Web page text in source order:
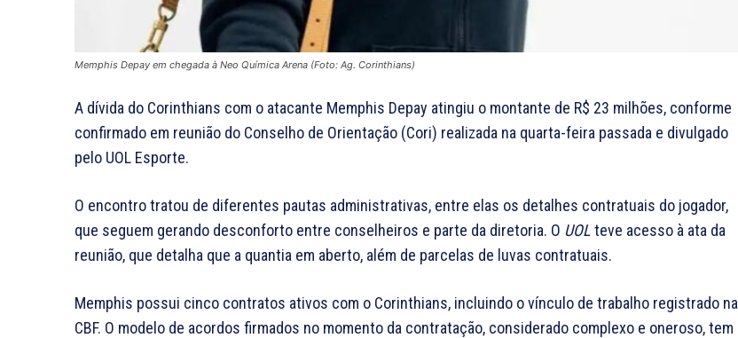
Memphis Depay em chegada à Neo Química Arena (Foto: Ag. Corinthians)
A dívida do Corinthians com o atacante Memphis Depay atingiu o montante de R$ 23 milhões, conforme
confirmado em reunião do Conselho de Orientação (Cori) realizada na quarta-feira passada e divulgado
pelo UOL Esporte.
O encontro tratou de diferentes pautas administrativas, entre elas os detalhes contratuais do jogador,
que seguem gerando desconforto entre conselheiros e parte da diretoria. O UOLteve acesso à ata da
reunião, que detalha que a quantia em aberto, além de parcelas de luvas contratuais.
Memphis possui cinco contratos ativos com o Corinthians, incluindo o vínculo de trabalho registrado na
CBF. O modelo de acordos firmados no momento da contratação, considerado complexo e oneroso, tem